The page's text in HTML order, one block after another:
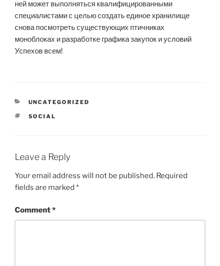
ней может выполняться квалифицированными
специалистами с целью создать единое хранилище
снова посмотреть существующих птичниках
моноблоках и разработке графика закупок и условий
Успехов всем!
CATEGORIES
UNCATEGORIZED
TAGS
SOCIAL
Leave a Reply
Your email address will not be published. Required
fields are marked *
Comment*